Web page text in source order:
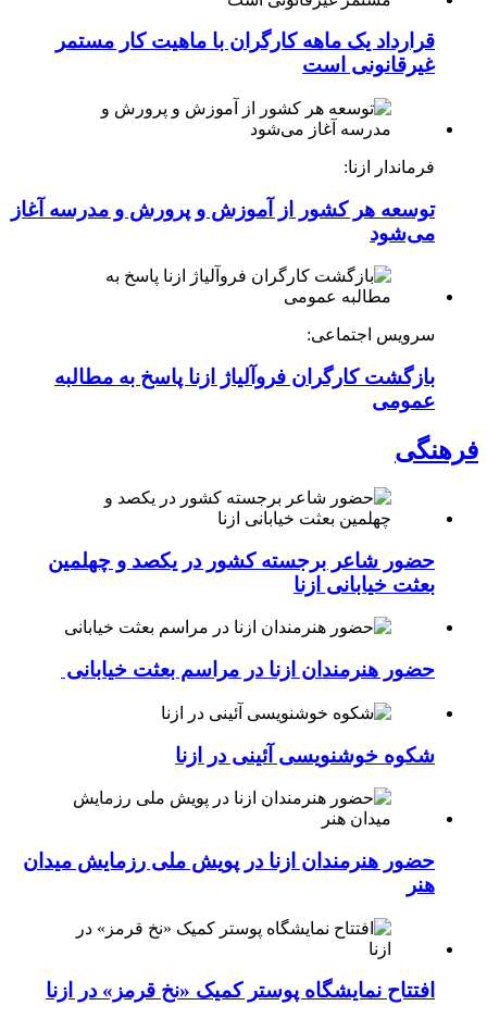
قرارداد یک ماهه کارگران با ماهیت کار مستمر
غیرقانونی است
فرماندار ازنا:
توسعه هر کشور از آموزش و پرورش و مدرسه آغاز
می‌شود
سرویس اجتماعی:
بازگشت کارگران فروآلیاژ ازنا پاسخ به مطالبه
عمومی
فرهنگی
حضور شاعر برجسته کشور در یکصد و چهلمین
بعثت خیابانی ازنا
حضور هنرمندان ازنا در مراسم بعثت خیابانی
شکوه خوشنویسی آئینی در ازنا
حضور هنرمندان ازنا در پویش ملی رزمایش میدان
هنر
افتتاح نمایشگاه پوستر کمیک «نخ قرمز» در ازنا